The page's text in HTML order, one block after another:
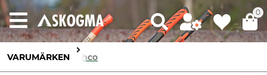
0
VARUMÄRKEN Bahco